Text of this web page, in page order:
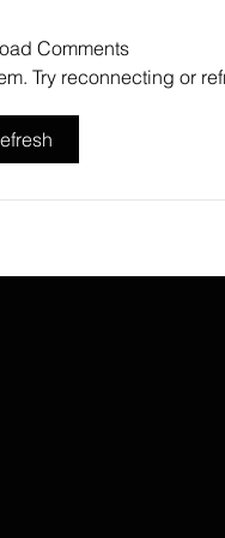
ประกาศ Q2/69 ทำ
าทต่อหุ้น ครึ่งปีหลังมุ่งเ
Comments
Try reconnecting or